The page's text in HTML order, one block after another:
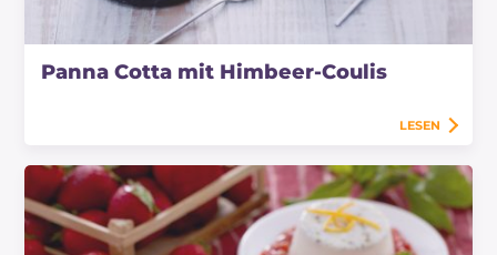
Panna Cotta mit Himbeer-Coulis
LESEN